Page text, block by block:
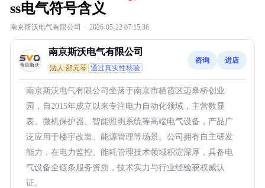
ss电气符号含义
南京斯沃电气有限公司 · 2026-05-22 07:15:36
南京斯沃电气有限公司
法人:邵元琴 通过真实性核验
咨询 进店
南京斯沃电气有限公司坐落于南京市栖霞区迈皋桥创业
园，自2015年成立以来专注电力自动化领域，主营数显
表、微机保护器、智能照明系统等高端电气设备，产品广
泛应用于楼宇改造、能源管理等场景。公司拥有自主研发
能力，在电力监控、能耗管理技术领域积淀深厚，具备电
气设备全链条服务资质，技术实力与行业经验获权威认
证。